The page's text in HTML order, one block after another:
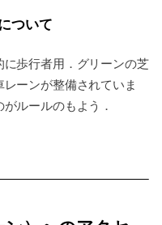
ついて
歩行者用．グリーンの芝
ーンが整備されていま
ルールのもよう．